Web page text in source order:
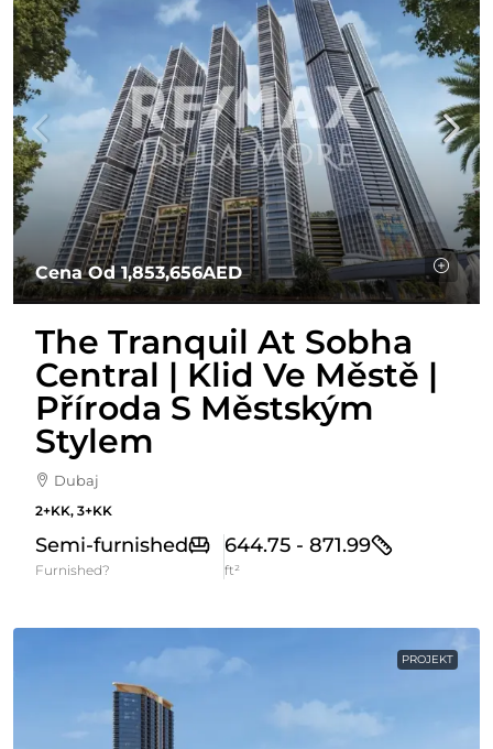
Cena Od1,853,656AED
The Tranquil At Sobha
Central | Klid Ve Městě |
Příroda S Městským
Stylem
Dubaj
2+KK, 3+KK
Semi-furnished
Furnished?
644.75 - 871.99
ft²
PROJEKT